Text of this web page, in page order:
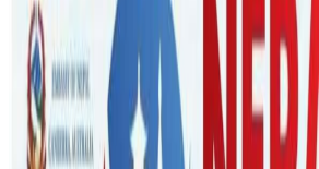
nepaltube